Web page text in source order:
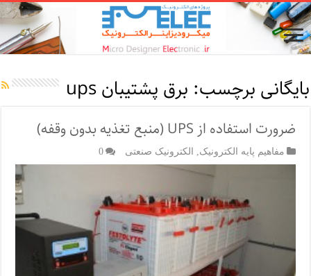
بایگانی برچسب: برق پشتيبان ups
ضرورت استفاده از UPS (منبع تغذیه بدون وقفه)
مفاهیم پایه الکترونیک الکترونیک صنعتی 0